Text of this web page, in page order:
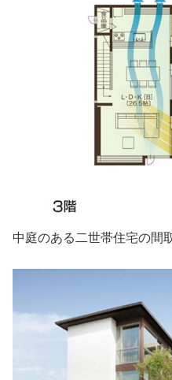
中庭のある二世帯住宅の間